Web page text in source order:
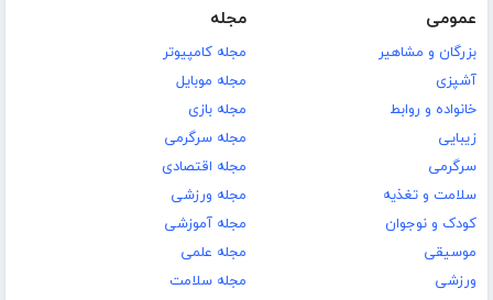
عمومی
بزرگان و مشاهیر
آشپزی
خانواده و روابط
زیبایی
سرگرمی
سلامت و تغذیه
کودک و نوجوان
موسیقی
ورزشی
مجله
مجله کامپیوتر
مجله موبایل
مجله بازی
مجله سرگرمی
مجله اقتصادی
مجله ورزشی
مجله آموزشی
مجله علمی
مجله سلامت